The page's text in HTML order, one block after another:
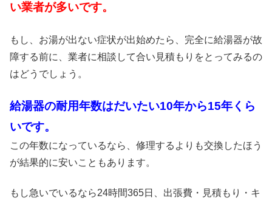
い業者が多いです。
もし、お湯が出ない症状が出始めたら、完全に給湯器が故
障する前に、業者に相談して合い見積もりをとってみるの
はどうでしょう。
給湯器の耐用年数はだいたい10年から15年くら
いです。
この年数になっているなら、修理するよりも交換したほう
が結果的に安いこともあります。
もし急いでいるなら24時間365日、出張費・見積もり・キ